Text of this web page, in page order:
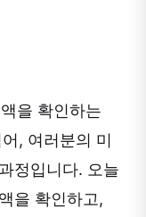
을 확인하는
, 여러분의 미
정입니다. 오늘
을 확인하고,